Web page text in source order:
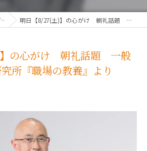
明日【8/27(土)】の心がけ 朝礼話題 一般社団法人倫理研究所『職場の教養』より
の心がけ 朝礼話題 一般
所『職場の教養』より